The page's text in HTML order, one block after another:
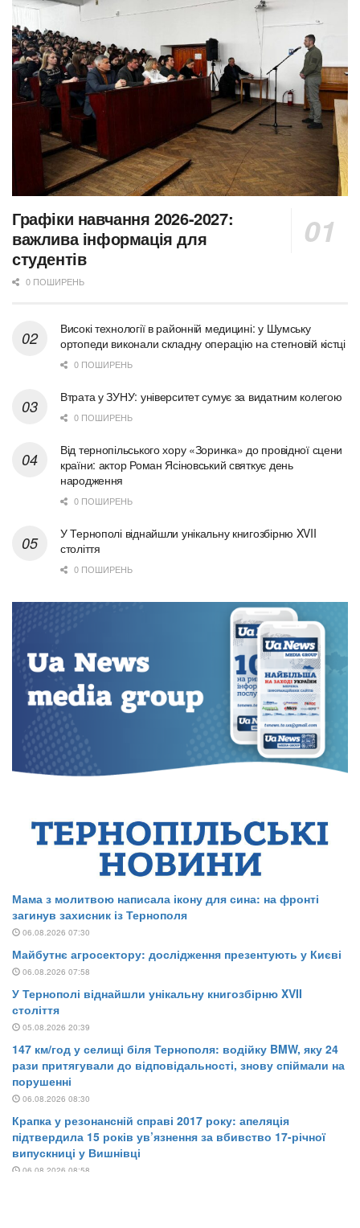
Графіки навчання 2026-2027:
важлива інформація для
студентів
0 ПОШИРЕНЬ
Високі технології в районній медицині: у Шумську
ортопеди виконали складну операцію на стегновій кістці
0 ПОШИРЕНЬ
Втрата у ЗУНУ: університет сумує за видатним колегою
0 ПОШИРЕНЬ
Від тернопільського хору «Зоринка» до провідної сцени
країни: актор Роман Ясіновський святкує день
народження
0 ПОШИРЕНЬ
У Тернополі віднайшли унікальну книгозбірню XVII
століття
0 ПОШИРЕНЬ